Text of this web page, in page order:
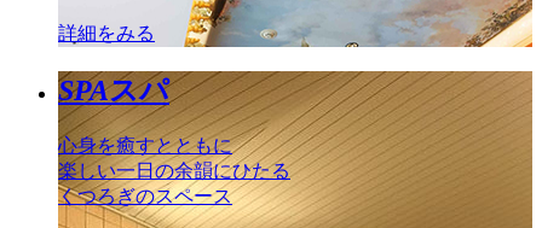
詳細をみる
SPAスパ
心身を癒すとともに
楽しい一日の余韻にひたる
くつろぎのスペース